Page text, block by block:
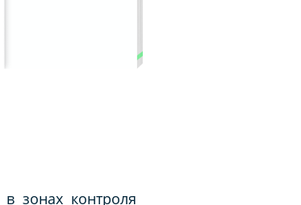
зонах контроля